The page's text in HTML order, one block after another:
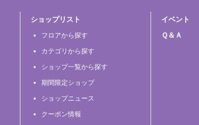
ショップリスト
フロアから探す
カテゴリから探す
ショップ一覧から探す
期間限定ショップ
ショップニュース
クーポン情報
イベント
Ｑ＆Ａ